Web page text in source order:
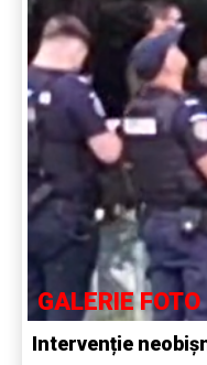
GALERIE
Intervenție